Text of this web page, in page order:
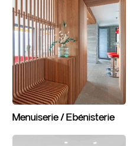
Menuiserie / Ebénisterie